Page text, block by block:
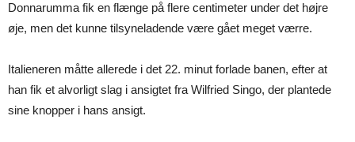
Donnarumma fik en flænge på flere centimeter under det højre
øje, men det kunne tilsyneladende være gået meget værre.
Italieneren måtte allerede i det 22. minut forlade banen, efter at
han fik et alvorligt slag i ansigtet fra Wilfried Singo, der plantede
sine knopper i hans ansigt.